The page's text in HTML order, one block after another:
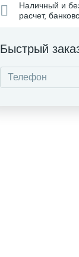
Наличный и
расчет,
Быстрый